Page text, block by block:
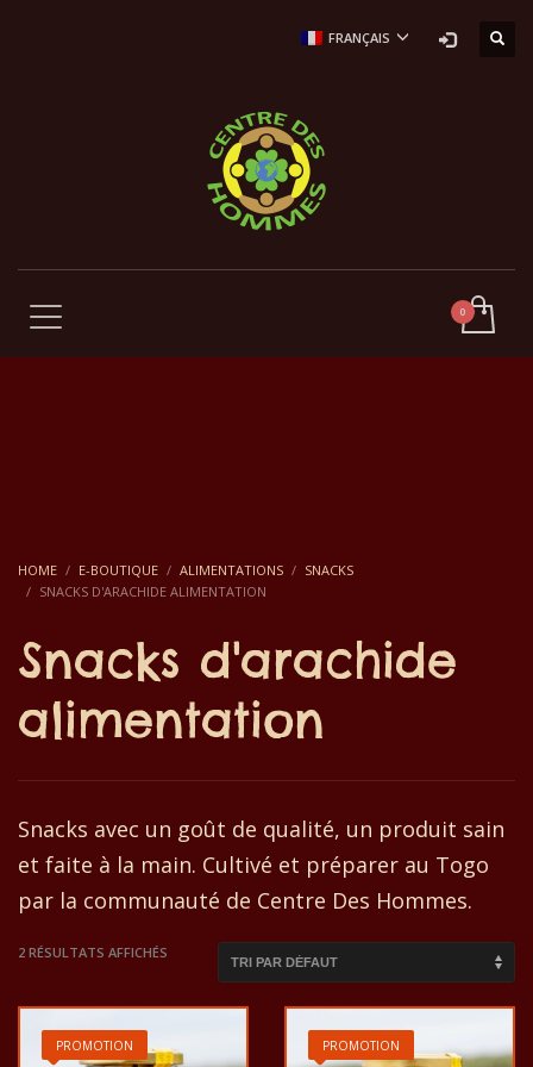
FRANÇAIS
HOME E-BOUTIQUE ALIMENTATIONS
SNACKS
SNACKS D'ARACHIDE ALIMENTATION
Snacks d'arachide
alimentation
Snacks avec un goût de qualité, un produit sain
et faite à la main. Cultivé et préparer au Togo
par la communauté de Centre Des Hommes.
2 RÉSULTATS AFFICHÉS
PROMOTION PROMOTION